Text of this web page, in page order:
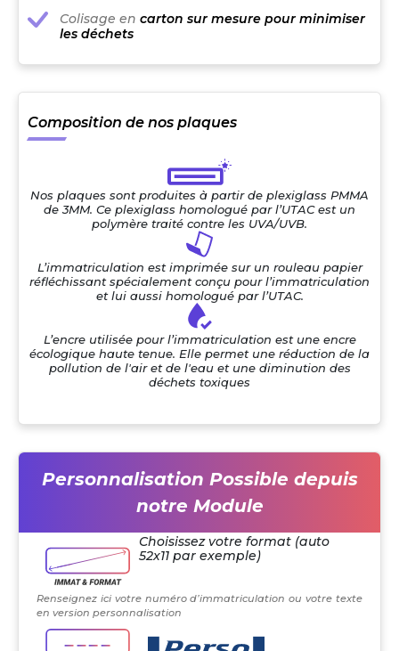
Colisage en carton sur mesure pour minimiser
les déchets
Composition de nos plaques
Nos plaques sont produites à partir de plexiglass PMMA
de 3MM. Ce plexiglass homologué par l’UTAC est un
polymère traité contre les UVA/UVB.
L’immatriculation est imprimée sur un rouleau papier
réfléchissant spécialement conçu pour l’immatriculation
et lui aussi homologué par l’UTAC.
L’encre utilisée pour l’immatriculation est une encre
écologique haute tenue. Elle permet une réduction de la
pollution de l'air et de l'eau et une diminution des
déchets toxiques
Personnalisation Possible depuis
notre Module
Choisissez votre format (auto
52x11 par exemple)
Renseignez ici votre numéro d’immatriculation ou votre texte
en version personnalisation